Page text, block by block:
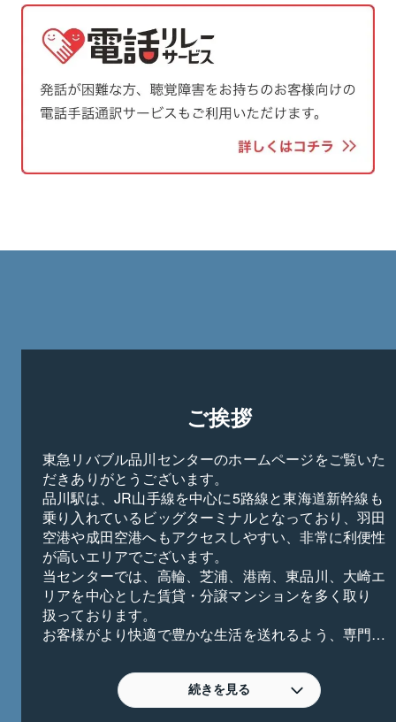
ご挨拶
東急リバブル品川センターのホームページをご覧いた
だきありがとうございます。
品川駅は、JR山手線を中心に5路線と東海道新幹線も
乗り入れているビッグターミナルとなっており、羽田
空港や成田空港へもアクセスしやすい、非常に利便性
が高いエリアでございます。
当センターでは、高輪、芝浦、港南、東品川、大崎エ
リアを中心とした賃貸・分譲マンションを多く取り
扱っております。
お客様がより快適で豊かな生活を送れるよう、専門性
案をさせて頂きますので、お気軽にお問合せください
皆様からのご相談を心よりお待ち申し上げておりま
続きを見る